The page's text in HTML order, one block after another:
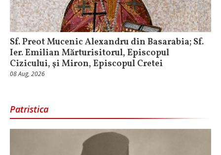
Sf. Preot Mucenic Alexandru din Basarabia; Sf.
Ier. Emilian Mărturisitorul, Episcopul
Cizicului, şi Miron, Episcopul Cretei
08 Aug, 2026
Patristica